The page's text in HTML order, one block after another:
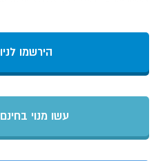
הירשמו
עשו מנוי